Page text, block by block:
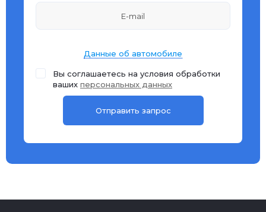
Данные об автомобиле
Вы соглашаетесь на условия обработки
ваших персональных данных